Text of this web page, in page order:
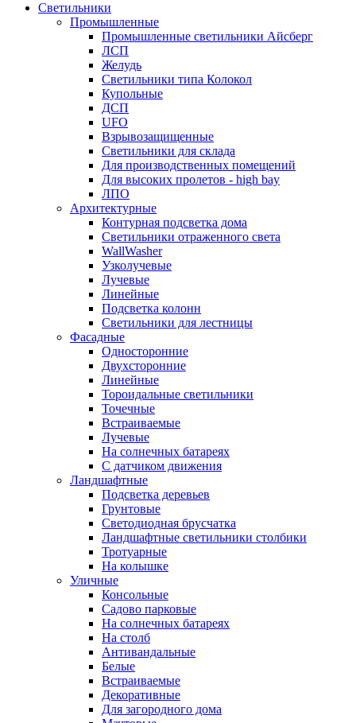
Светильники
Промышленные
Промышленные светильники Айсберг
ЛСП
Желудь
Светильники типа Колокол
Купольные
ДСП
UFO
Взрывозащищенные
Светильники для склада
Для производственных помещений
Для высоких пролетов - high bay
ЛПО
Архитектурные
Контурная подсветка дома
Светильники отраженного света
WallWasher
Узколучевые
Лучевые
Линейные
Подсветка колонн
Светильники для лестницы
Фасадные
Односторонние
Двухсторонние
Линейные
Тороидальные светильники
Точечные
Встраиваемые
Лучевые
На солнечных батареях
С датчиком движения
Ландшафтные
Подсветка деревьев
Грунтовые
Светодиодная брусчатка
Ландшафтные светильники столбики
Тротуарные
На колышке
Уличные
Консольные
Садово парковые
На солнечных батареях
На столб
Антивандальные
Белые
Встраиваемые
Декоративные
Для загородного дома